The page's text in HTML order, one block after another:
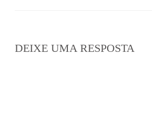
DEIXE UMA RESPOSTA